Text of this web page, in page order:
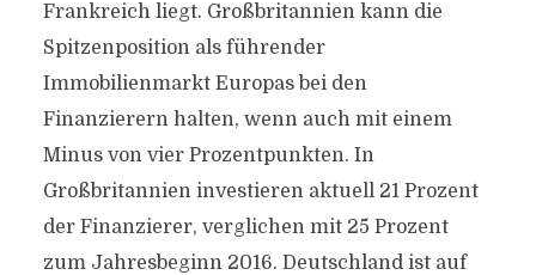
Frankreich liegt. Großbritannien kann die
Spitzenposition als führender
Immobilienmarkt Europas bei den
Finanzierern halten, wenn auch mit einem
Minus von vier Prozentpunkten. In
Großbritannien investieren aktuell 21 Prozent
der Finanzierer, verglichen mit 25 Prozent
zum Jahresbeginn 2016. Deutschland ist auf